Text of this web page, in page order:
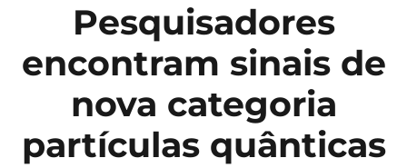
Pesquisadores
encontram sinais de
nova categoria
partículas quânticas